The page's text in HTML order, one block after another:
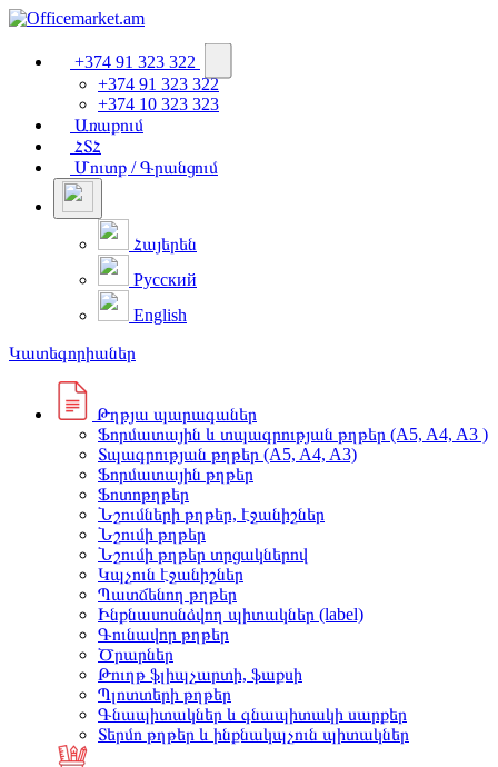
+374 91 323 322
+374 91 323 322
+374 10 323 323
Առաքում
ՀՏՀ
Մուտք / Գրանցում
Հայերեն
Русский
English
Կատեգորիաներ
Թղթյա պարագաներ
Ֆորմատային և տպագրության թղթեր (A5, A4, A3 )
Տպագրության թղթեր (A5, A4, A3)
Ֆորմատային թղթեր
Ֆոտոթղթեր
Նշումների թղթեր, էջանիշներ
Նշումի թղթեր
Նշումի թղթեր տրցակներով
Կպչուն էջանիշներ
Պատճենող թղթեր
Ինքնասոսնձվող պիտակներ (label)
Գունավոր թղթեր
Ծրարներ
Թուղթ ֆլիպչարտի, ֆաքսի
Պլոտտերի թղթեր
Գնապիտակներ և գնապիտակի սարքեր
Տերմո թղթեր և ինքնակպչուն պիտակներ